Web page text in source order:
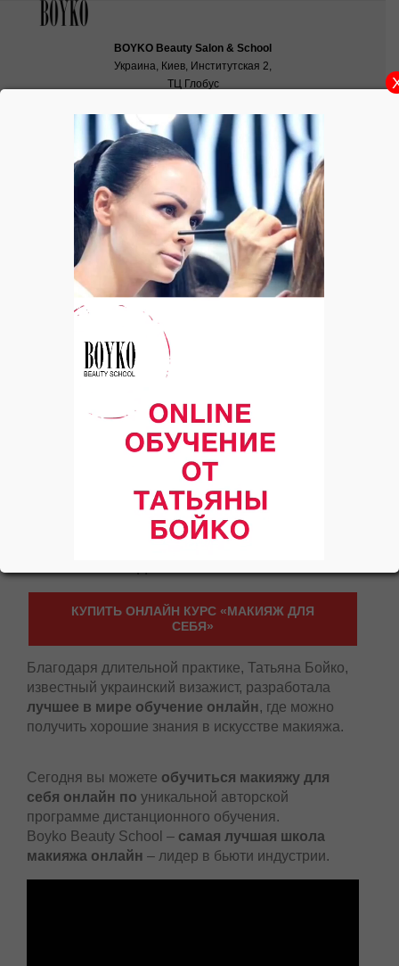
BOYKO Beauty Salon & School
Украина, Киев, Институтская 2,
ТЦ Глобус
ПРОДВИНУТЫЙ ОНЛАЙН КУРС
«МАКИЯЖ ДЛЯ СЕБЯ»
КУПИТЬ ОНЛАЙН КУРС «МАКИЯЖ ДЛЯ
СЕБЯ»
Благодаря длительной практике, Татьяна Бойко,
известный украинский визажист, разработала
лучшее в мире обучение онлайн, где можно
получить хорошие знания в искусстве макияжа.
Сегодня вы можете обучиться макияжу для
себя онлайн по уникальной авторской
программе дистанционного обучения.
Boyko Beauty School – самая лучшая школа
макияжа онлайн – лидер в бьюти индустрии.